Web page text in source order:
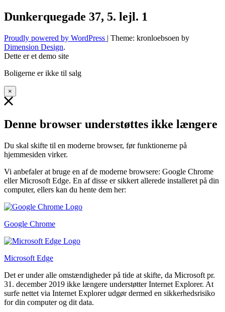
Dunkerquegade 37, 5. lejl. 1
Proudly powered by WordPress | Theme: kronloebsoen by
Dimension Design.
Dette er et demo site
Boligerne er ikke til salg
×
Denne browser understøttes ikke længere
Du skal skifte til en moderne browser, før funktionerne på
hjemmesiden virker.
Vi anbefaler at bruge en af de moderne browsere: Google Chrome
eller Microsoft Edge. En af disse er sikkert allerede installeret på din
computer, ellers kan du hente dem her:
Google Chrome
Microsoft Edge
Det er under alle omstændigheder på tide at skifte, da Microsoft pr.
31. december 2019 ikke længere understøtter Internet Explorer. At
surfe nettet via Internet Explorer udgør dermed en sikkerhedsrisiko
for din computer og dit data.